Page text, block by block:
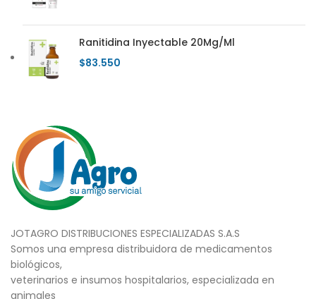
Ranitidina Inyectable 20Mg/Ml
$83.550
JOTAGRO DISTRIBUCIONES ESPECIALIZADAS S.A.S
Somos una empresa distribuidora de medicamentos
biológicos,
veterinarios e insumos hospitalarios, especializada en
animales